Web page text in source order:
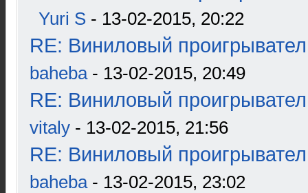
Yuri S - 13-02-2015, 20:22
RE: Виниловый
baheba- 13-02-2015, 20:49
RE: Виниловый
vitaly - 13-02-2015, 21:56
RE: Виниловый
baheba- 13-02-2015, 23:02